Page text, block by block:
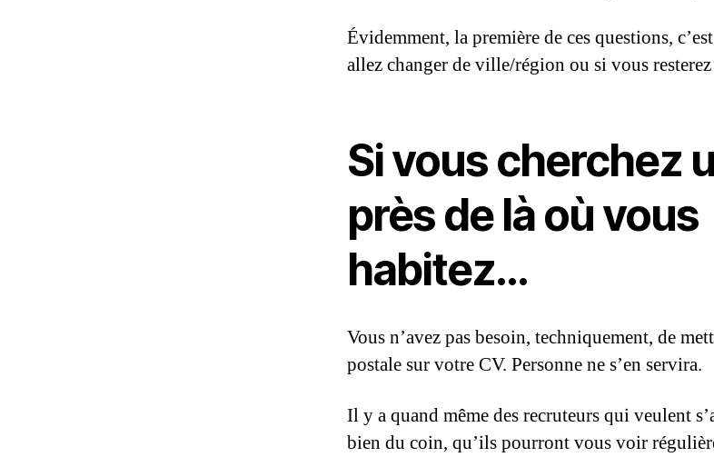
Évidemment, la première de ces questions,
allez changer de ville/région ou si vous
Si vous cherchez
près de là où vous
habitez…
Vous n’avez pas besoin, techniquement, de
postale sur votre CV. Personne ne s’en servira.
Il y a quand même des recruteurs qui veulent
bien du coin, qu’ils pourront vous voir